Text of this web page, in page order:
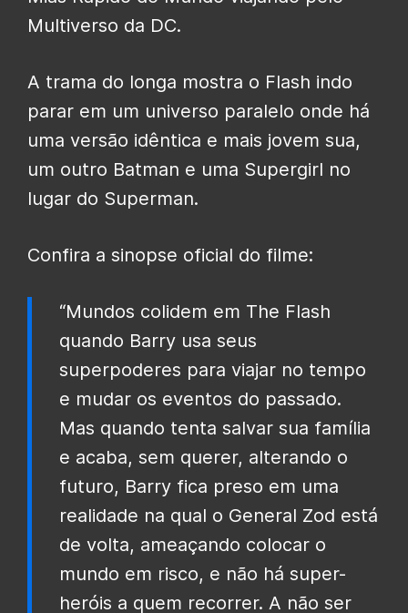
Multiverso da DC.
A trama do longa mostra o Flash indo
parar em um universo paralelo onde há
uma versão idêntica e mais jovem sua,
um outro Batman e uma Supergirl no
lugar do Superman.
Confira a sinopse oficial do filme:
“Mundos colidem em The Flash
quando Barry usa seus
superpoderes para viajar no tempo
e mudar os eventos do passado.
Mas quando tenta salvar sua família
e acaba, sem querer, alterando o
futuro, Barry fica preso em uma
realidade na qual o General Zod está
de volta, ameaçando colocar o
mundo em risco, e não há super-
heróis a quem recorrer. A não ser